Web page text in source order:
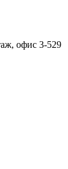
офис 3-529